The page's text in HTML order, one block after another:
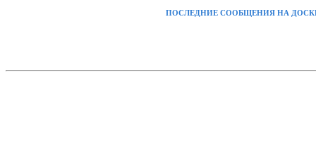
ПОСЛЕДНИЕ СООБЩЕНИЯ НА